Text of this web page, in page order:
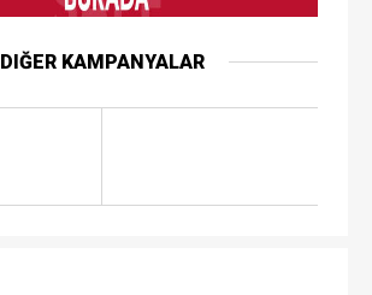
DIĞER KAMPANYALAR